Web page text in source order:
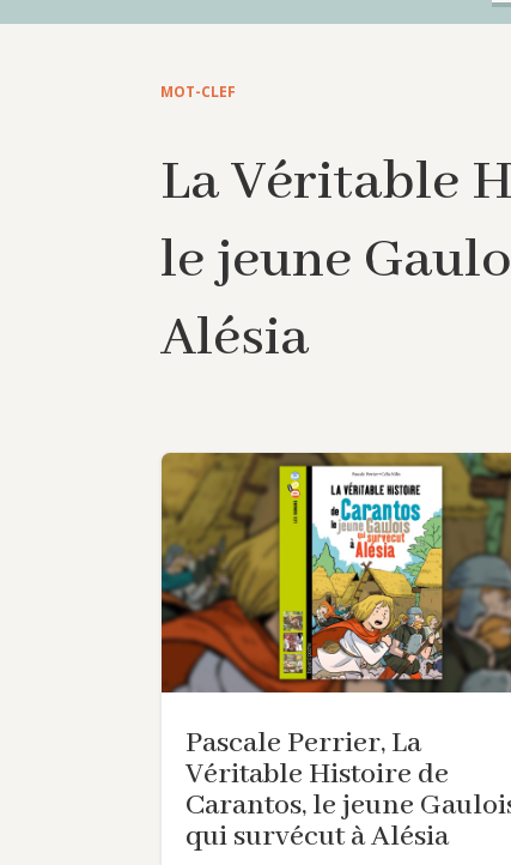
MOT-CLEF
La Véritable
le jeune
Alésia
Pascale Perrier, La
Véritable Histoire de
Carantos, le jeune
qui survécut à Alésia